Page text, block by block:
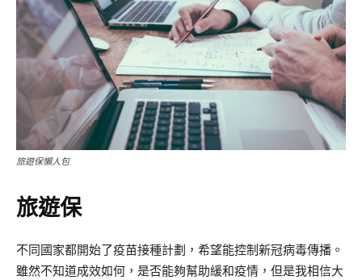
旅遊保懶人包
旅遊保
不同國家都開始了疫苗接種計劃，希望能控制新冠病毒傳播。
雖然不知道成效如何，是否能夠幫助緩和疫情，但是我相信大